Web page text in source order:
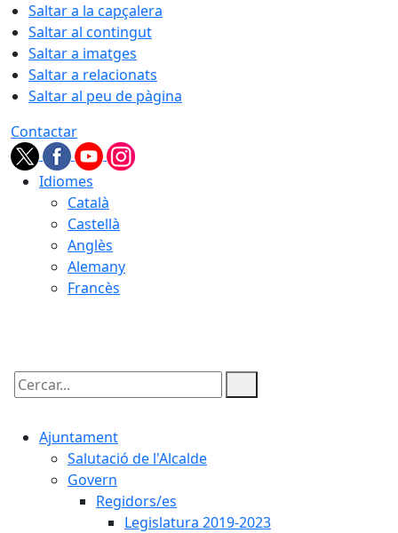
Saltar a la capçalera
Saltar al contingut
Saltar a imatges
Saltar a relacionats
Saltar al peu de pàgina
Contactar
Idiomes
Català
Castellà
Anglès
Alemany
Francès
Cercar:
Ajuntament
Salutació de l'Alcalde
Govern
Regidors/es
Legislatura 2019-2023